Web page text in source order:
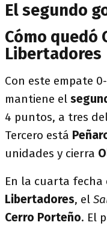
El segundo
Cómo quedó
Libertadores
Con este empate
mantiene el
4 puntos, a tres
Tercero está
unidades y cierra
En la cuarta fecha
Libertadores, el
Cerro Porteño. El